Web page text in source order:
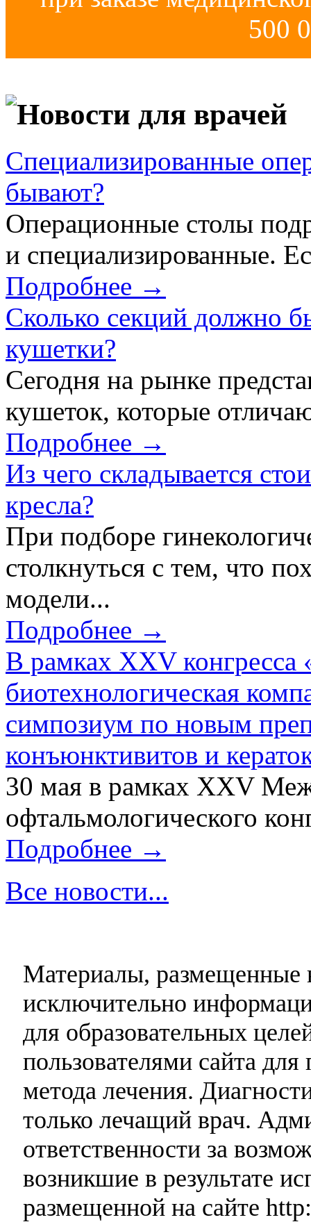
500
Новости для врачей
Специализированные
бывают?
Операционные столы
и специализированные.
Подробнее →
Сколько секций должно
кушетки?
Сегодня на рынке
кушеток, которые
Подробнее →
Из чего складывается
кресла?
При подборе
столкнуться с тем, что
модели...
Подробнее →
В рамках XXV конгресса
биотехнологическая
симпозиум по новым
конъюнктивитов и
30 мая в рамках XXV
офтальмологического
Подробнее →
Все новости...
Материалы, размещенные
исключительно
для образовательных
пользователями сайта
метода лечения.
только лечащий врач.
ответственности за
возникшие в результате
размещенной на сайте